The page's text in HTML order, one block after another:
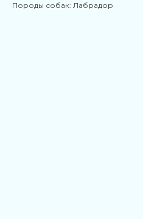
Породы собак: Лабрадор